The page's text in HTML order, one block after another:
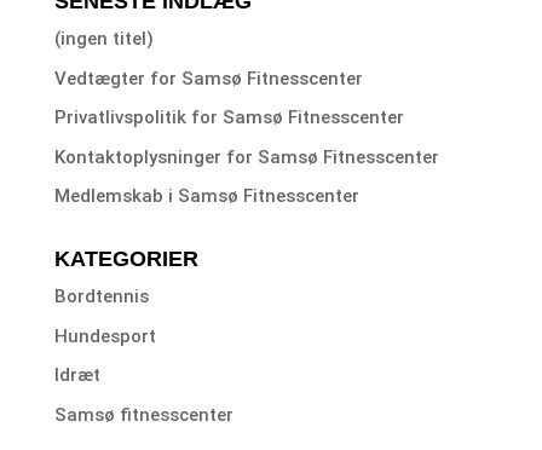
(ingen titel)
Vedtægter for Samsø Fitnesscenter
Privatlivspolitik for Samsø Fitnesscenter
Kontaktoplysninger for Samsø Fitnesscenter
Medlemskab i Samsø Fitnesscenter
KATEGORIER
Bordtennis
Hundesport
Idræt
Samsø fitnesscenter